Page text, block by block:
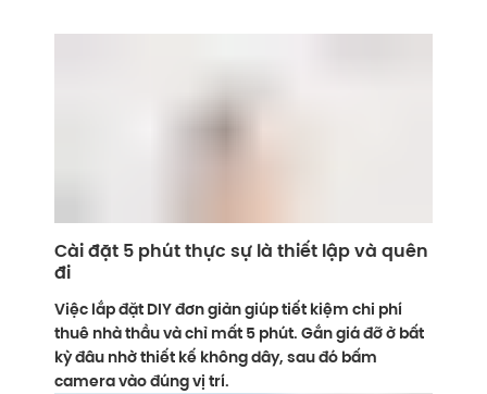
Cài đặt 5 phút thực sự là thiết lập và quên
đi
Việc lắp đặt DIY đơn giản giúp tiết kiệm chi phí
thuê nhà thầu và chỉ mất 5 phút. Gắn giá đỡ ở bất
kỳ đâu nhờ thiết kế không dây, sau đó bấm
camera vào đúng vị trí.